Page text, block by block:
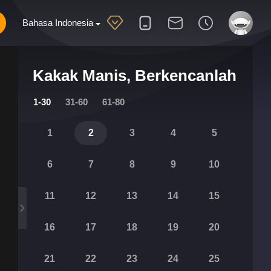
Bahasa Indonesia
Kakak Manis, Berkencanlah
1-30 31-60 61-80
1 2 3 4 5
6 7 8 9 10
11 12 13 14 15
16 17 18 19 20
21 22 23 24 25